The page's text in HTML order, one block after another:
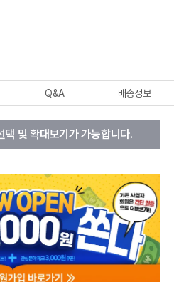
Q&A 배송정보
택 및 확대보기가 가능합니다.